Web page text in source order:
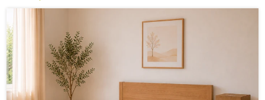
Saltar
al
final
de
la
galería
de
imágenes